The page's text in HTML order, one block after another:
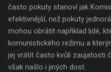
často pokuty stanoví jak
efektivnější, než pokuty
mohou obrátit například lidé,
komunistického režimu a
jej vrátit často kvůli zaujatosti
však našlo i jiných dost.